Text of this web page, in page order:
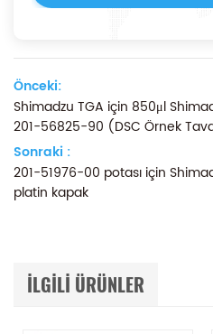
Önceki:
Shimadzu TGA için 850μl
201-56825-90 (DSC Örnek
Sonraki :
201-51976-00 potası için
platin kapak
ILGILI ÜRÜNLER